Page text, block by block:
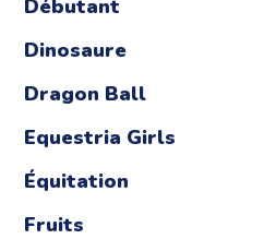
Débutant
Dinosaure
Dragon Ball
Equestria Girls
Équitation
Fruits